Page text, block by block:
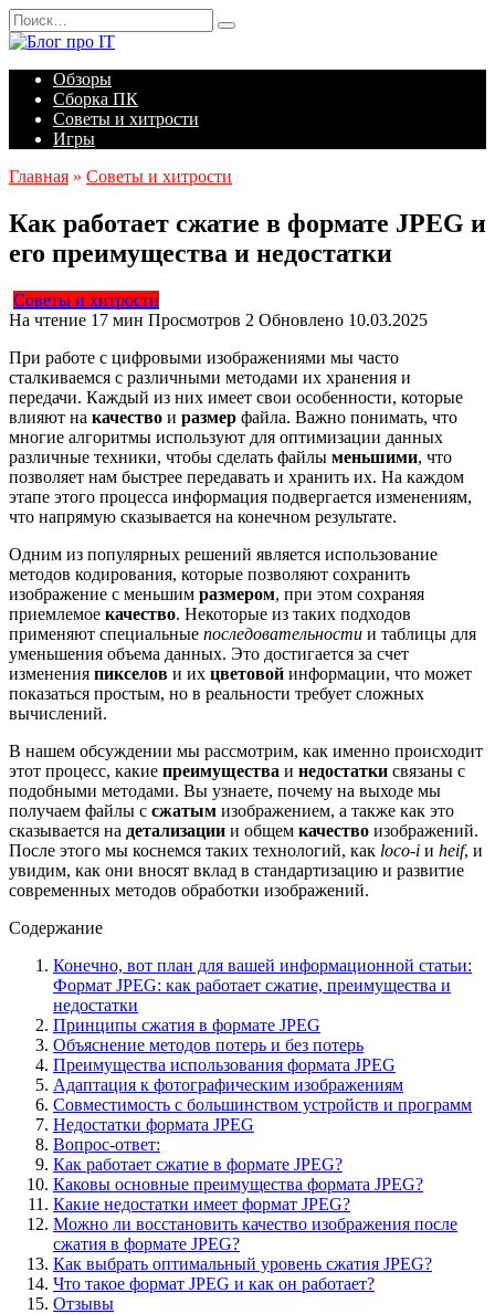
Перейти
к
содержанию
Search
for:
Обзоры
Сборка ПК
Советы и хитрости
Игры
Главная » Советы и хитрости
Как работает сжатие в формате JPEG и
его преимущества и недостатки
Советы и хитрости
На чтение 17 мин Просмотров 2 Обновлено 10.03.2025
При работе с цифровыми изображениями мы часто
сталкиваемся с различными методами их хранения и
передачи. Каждый из них имеет свои особенности, которые
влияют на качество и размер файла. Важно понимать, что
многие алгоритмы используют для оптимизации данных
различные техники, чтобы сделать файлы меньшими, что
позволяет нам быстрее передавать и хранить их. На каждом
этапе этого процесса информация подвергается изменениям,
что напрямую сказывается на конечном результате.
Одним из популярных решений является использование
методов кодирования, которые позволяют сохранить
изображение с меньшим размером, при этом сохраняя
приемлемое качество. Некоторые из таких подходов
применяют специальные последовательности и таблицы для
уменьшения объема данных. Это достигается за счет
изменения пикселов и их цветовой информации, что может
показаться простым, но в реальности требует сложных
вычислений.
В нашем обсуждении мы рассмотрим, как именно происходит
этот процесс, какие преимущества и недостатки связаны с
подобными методами. Вы узнаете, почему на выходе мы
получаем файлы с сжатым изображением, а также как это
сказывается на детализации и общем качество изображений.
После этого мы коснемся таких технологий, как loco-i и heif, и
увидим, как они вносят вклад в стандартизацию и развитие
современных методов обработки изображений.
Содержание
Конечно, вот план для вашей информационной статьи:
Формат JPEG: как работает сжатие, преимущества и
недостатки
Принципы сжатия в формате JPEG
Объяснение методов потерь и без потерь
Преимущества использования формата JPEG
Адаптация к фотографическим изображениям
Совместимость с большинством устройств и программ
Недостатки формата JPEG
Вопрос-ответ:
Как работает сжатие в формате JPEG?
Каковы основные преимущества формата JPEG?
Какие недостатки имеет формат JPEG?
Можно ли восстановить качество изображения после
сжатия в формате JPEG?
Как выбрать оптимальный уровень сжатия JPEG?
Что такое формат JPEG и как он работает?
Отзывы